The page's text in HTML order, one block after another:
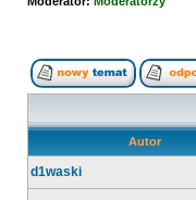
Autor
d1waski